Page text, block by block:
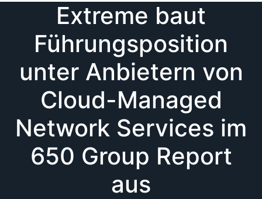
Extreme baut
Führungsposition
unter Anbietern von
Cloud-Managed
Network Services im
650 Group Report
aus